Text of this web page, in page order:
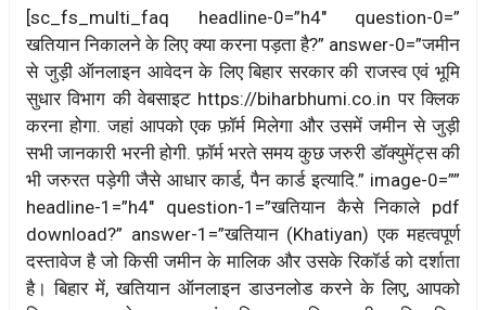
[sc_fs_multi_faq headline-0=”h4″ question-0=”
खतियान निकालने के लिए क्या करना पड़ता है?” answer-0=”जमीन
से जुड़ी ऑनलाइन आवेदन के लिए बिहार सरकार की राजस्व एवं भूमि
सुधार विभाग की वेबसाइट https://biharbhumi.co.in पर क्लिक
करना होगा. जहां आपको एक फ़ॉर्म मिलेगा और उसमें जमीन से जुड़ी
सभी जानकारी भरनी होगी. फ़ॉर्म भरते समय कुछ जरुरी डॉक्युमेंट्स की
भी जरुरत पड़ेगी जैसे आधार कार्ड, पैन कार्ड इत्यादि.” image-0=””
headline-1=”h4″ question-1=”खतियान कैसे निकाले pdf
download?” answer-1=”खतियान (Khatiyan) एक महत्वपूर्ण
दस्तावेज है जो किसी जमीन के मालिक और उसके रिकॉर्ड को दर्शाता
है। बिहार में, खतियान ऑनलाइन डाउनलोड करने के लिए, आपको